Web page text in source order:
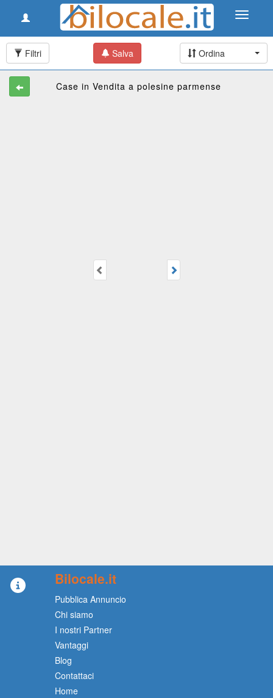
Toggle
Toggle
Case in Vendita a polesine parmense
Filtri Salva Ordina
Bilocale.it
Pubblica Annuncio
Chi siamo
I nostri Partner
Vantaggi
Blog
Contattaci
Home